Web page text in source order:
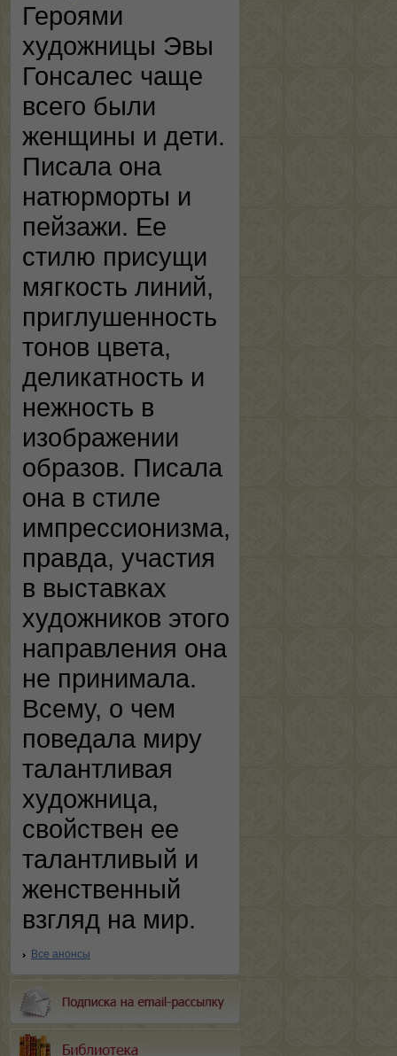
Героями
художницы Эвы
Гонсалес чаще
всего были
женщины и дети.
Писала она
натюрморты и
пейзажи. Ее
стилю присущи
мягкость линий,
приглушенность
тонов цвета,
деликатность и
нежность в
изображении
образов. Писала
она в стиле
импрессионизма,
правда, участия
в выставках
художников этого
направления она
не принимала.
Всему, о чем
поведала миру
талантливая
художница,
свойствен ее
талантливый и
женственный
взгляд на мир.
Все анонсы